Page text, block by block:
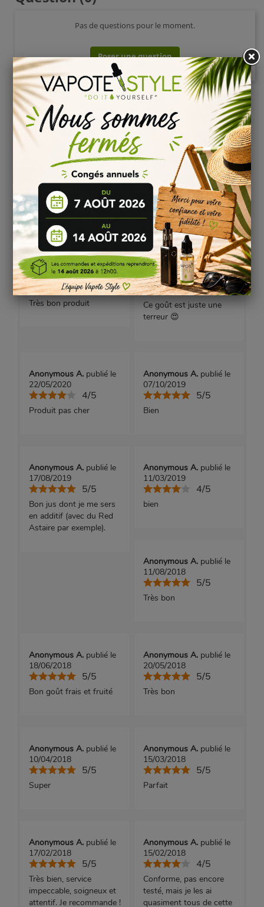
Pas de questions pour le moment.
Poser une question
AVIS VÉRIFIÉS(25)
Based on customer reviews
Anonymous A.publié le
14/03/2021
5/5
Très bon produit
Anonymous A.publié le
03/07/2020
5/5
Ce goût est juste une
terreur 😍
Anonymous A. publié le
22/05/2020
4/5
Produit pas cher
Anonymous A. publié le
07/10/2019
5/5
Bien
Anonymous A. publié le
17/08/2019
5/5
Bon jus dont je me sers
en additif (avec du Red
Astaire par exemple).
Anonymous A. publié le
11/03/2019
4/5
bien
Anonymous A. publié le
11/08/2018
5/5
Très bon
Anonymous A. publié le
18/06/2018
5/5
Bon goût frais et fruité
Anonymous A. publié le
20/05/2018
5/5
Très bon
Anonymous A. publié le
10/04/2018
5/5
Super
Anonymous A. publié le
15/03/2018
5/5
Parfait
Anonymous A. publié le
17/02/2018
5/5
Très bien, service
impeccable, soigneux et
attentif. Je recommande !
Anonymous A. publié le
15/02/2018
4/5
Conforme, pas encore
testé, mais je les ai
quasiment tous de cette